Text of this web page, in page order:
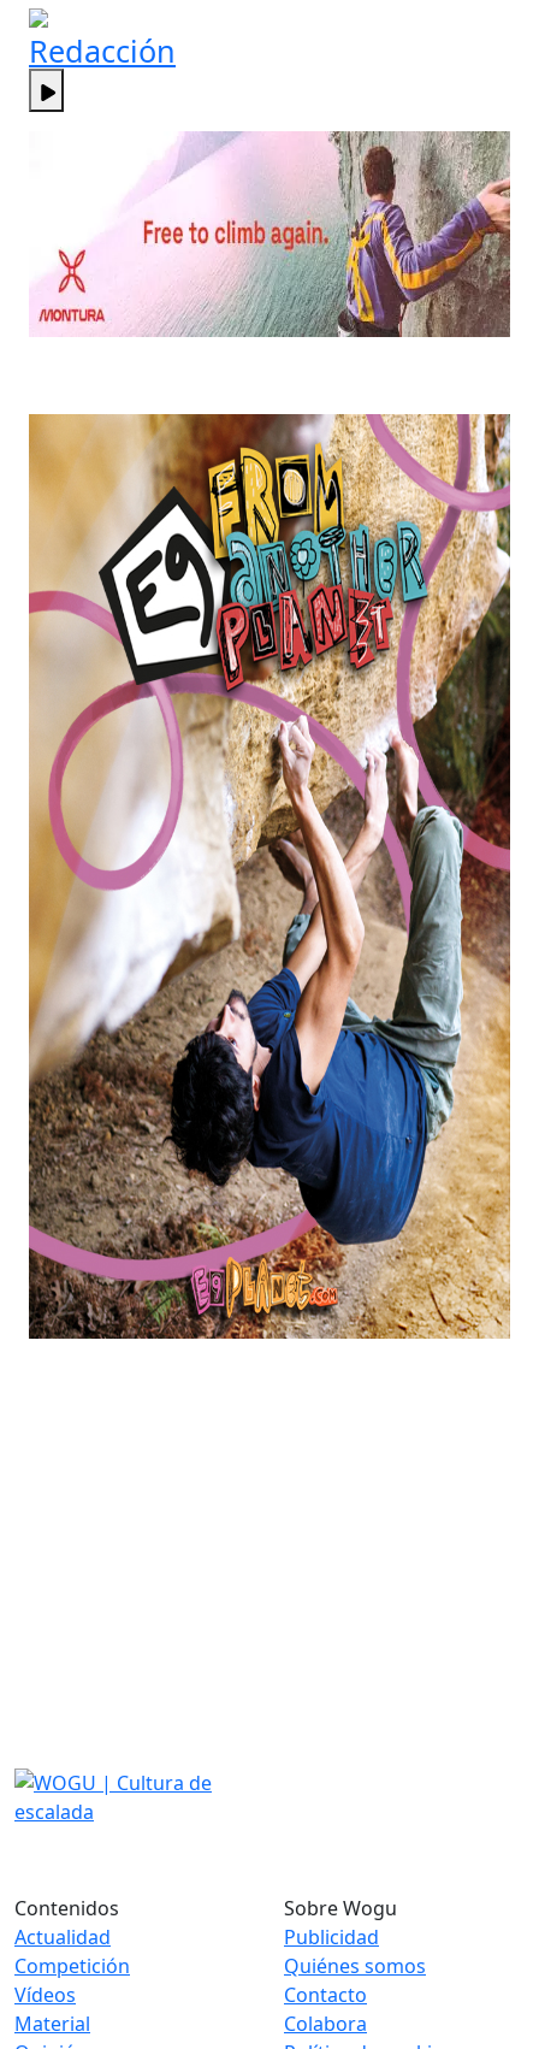
Redacción
Contenidos
Actualidad
Competición
Vídeos
Material
Sobre Wogu
Publicidad
Quiénes somos
Contacto
Colabora